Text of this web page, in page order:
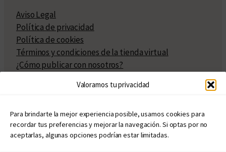
Valoramos tu privacidad
Para brindarte la mejor experiencia posible, usamos cookies para
recordar tus preferencias y mejorar la navegación. Si optas por no
aceptarlas, algunas opciones podrían estar limitadas.
Aviso Legal
Política de privacidad
Política de cookies
Términos y condiciones de la tienda virtual
¿Cómo publicar con nosotros?
Políticas de publicación
Políticas de coedición
Atribuciones